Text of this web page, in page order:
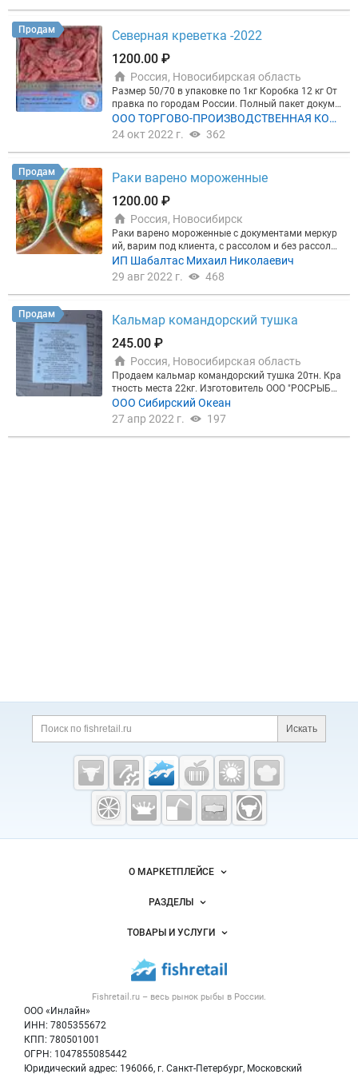
Продам
Cеверная креветка -2022
1200.00 ₽
Россия, Новосибирская область
Размер 50/70 в упаковке по 1кг Коробка 12 кг От
правка по городам России. Полный пакет докуме
нтов. Меркурий. Запрос прайса в WhatsApp или п
о телефону
ООО ТОРГОВО-ПРОИЗВОДСТВЕННАЯ КОМ
ПАНИЯ ФИШТРЕЙД
24 окт 2022 г. 362
Продам
Раки варено мороженные
1200.00 ₽
Россия, Новосибирск
Раки варено мороженные с документами меркур
ий, варим под клиента, с рассолом и без рассола,
фасовка ведра 1-2 кг наличный,безналичный рас
чет, Все размеры нал / безнал 40 60 гр 1300р 60 8
00р Микс вареный 40 100гр 1600р Микс вареный
ИП Шабалтас Михаил Николаевич
29 авг 2022 г.
468
Продам
Кальмар командорский тушка
245.00 ₽
Россия, Новосибирская область
Продаем кальмар командорский тушка 20тн. Кра
тность места 22кг. Изготовитель ООО "РОСРЫБФ
ЛОТ", СРТМ "Гермес". Полный пакет документов.
ООО Сибирский Океан
27 апр 2022 г.
197
Искать
Fishretail.ru —
рыба,
морепродукты
Fishretail.ru – весь рынок рыбы в России.
ООО «Инлайн»
ИНН: 7805355672
КПП: 780501001
ОГРН: 1047855085442
Юридический адрес: 196066, г. Санкт-Петербург, Московский
О МАРКЕТПЛЕЙСЕ
Новости Fishretail.ru
Размещение рекламы
Публичная оферта
Контактная информация
Политика обработки персональных данных
РАЗДЕЛЫ
Объявления
Новости рынка
Блог
ТОВАРЫ И УСЛУГИ
Рыба
Икра